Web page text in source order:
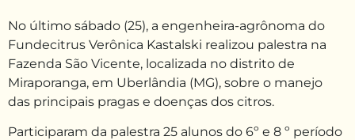
No último sábado (25), a engenheira-agrônoma do
Fundecitrus Verônica Kastalski realizou palestra na
Fazenda São Vicente, localizada no distrito de
Miraporanga, em Uberlândia (MG), sobre o manejo
das principais pragas e doenças dos citros.
Participaram da palestra 25 alunos do 6º e 8 º período